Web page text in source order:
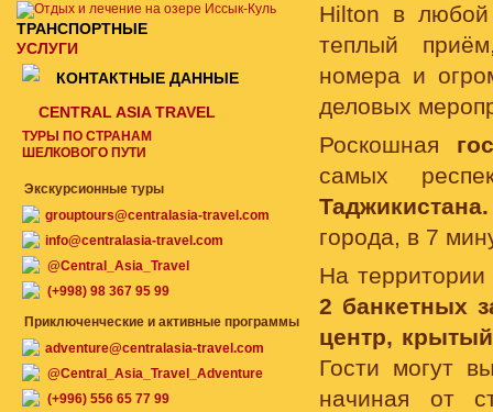
Hilton в любой
теплый
номера и
деловых
Роскошная
самых
Таджикистана.
города, в 7
На
2 банкетных
центр,
Гости могут
начиная от
ТРАНСПОРТНЫЕ
УСЛУГИ
КОНТАКТНЫЕ ДАННЫЕ
CENTRAL ASIA TRAVEL
ТУРЫ ПО СТРАНАМ
ШЕЛКОВОГО ПУТИ
Экскурсионные туры
grouptours@centralasia-travel.com
info@centralasia-travel.com
@Central_Asia_Travel
(+998) 98 367 95 99
Приключенческие и активные программы
adventure@centralasia-travel.com
@Central_Asia_Travel_Adventure
(+996) 556 65 77 99